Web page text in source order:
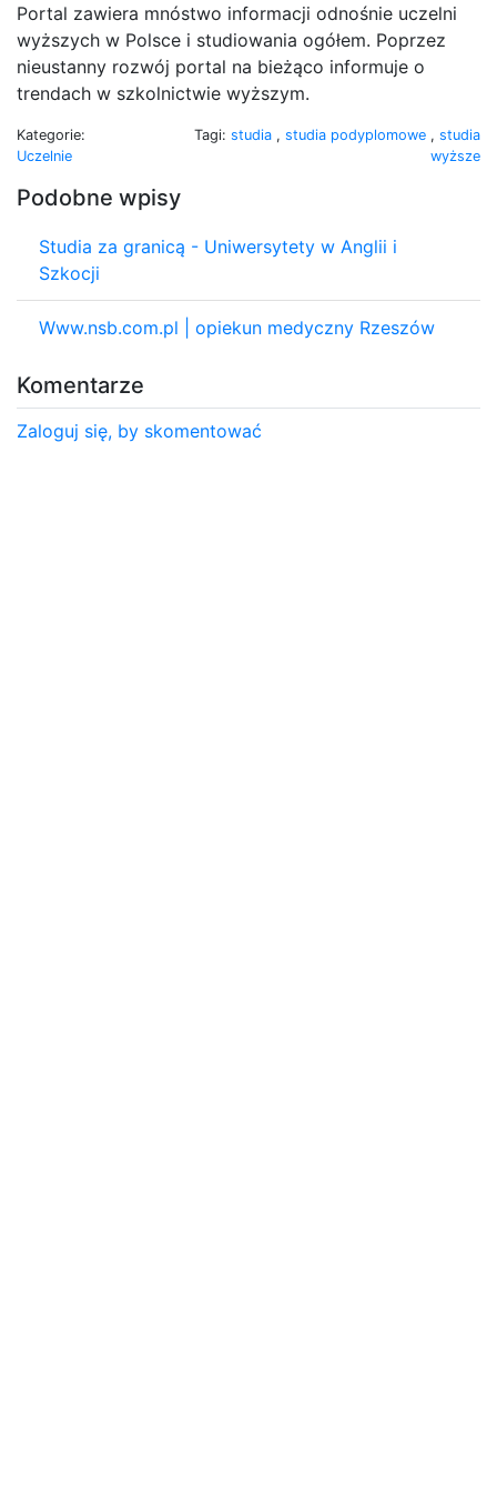
Portal zawiera mnóstwo informacji odnośnie uczelni
wyższych w Polsce i studiowania ogółem. Poprzez
nieustanny rozwój portal na bieżąco informuje o
trendach w szkolnictwie wyższym.
Kategorie:
Uczelnie
Tagi: studia , studia podyplomowe , studia
wyższe
Podobne wpisy
Studia za granicą - Uniwersytety w Anglii i
Szkocji
Www.nsb.com.pl | opiekun medyczny Rzeszów
Komentarze
Zaloguj się, by skomentować